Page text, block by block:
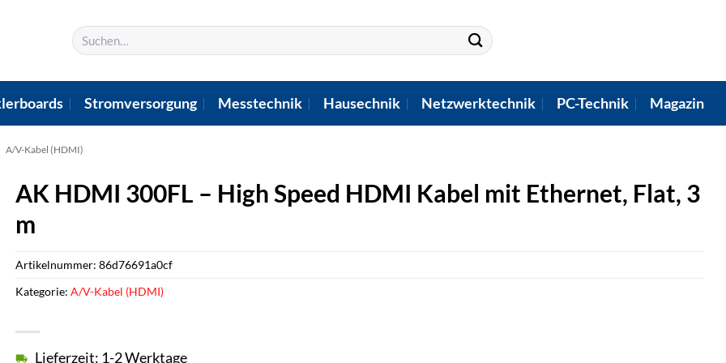
Suchen
nach:
Stromversorgung Messtechnik Hausechnik Netzwerktechnik PC-Technik Magazin
A/V-Kabel (HDMI)
AK HDMI 300FL – High Speed HDMI Kabel mit Ethernet, Flat, 3
m
Lieferzeit: 1-2 Werktage
Artikelnummer: 86d76691a0cf
Kategorie: A/V-Kabel (HDMI)